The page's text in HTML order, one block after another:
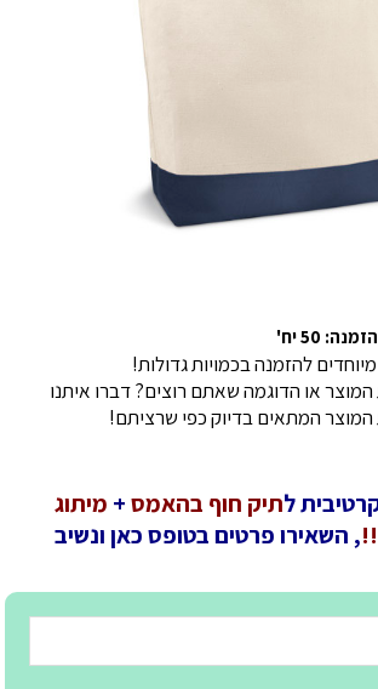
50 יח'
להזמנה בכמויות גדולות!
או הדוגמה שאתם רוצים? דברו איתנו
המוצר המתאים בדיוק כפי שרציתם!
לתיק חוף בהאמס+ מיתוג
, השאירו פרטים בטופס כאן ונשיב